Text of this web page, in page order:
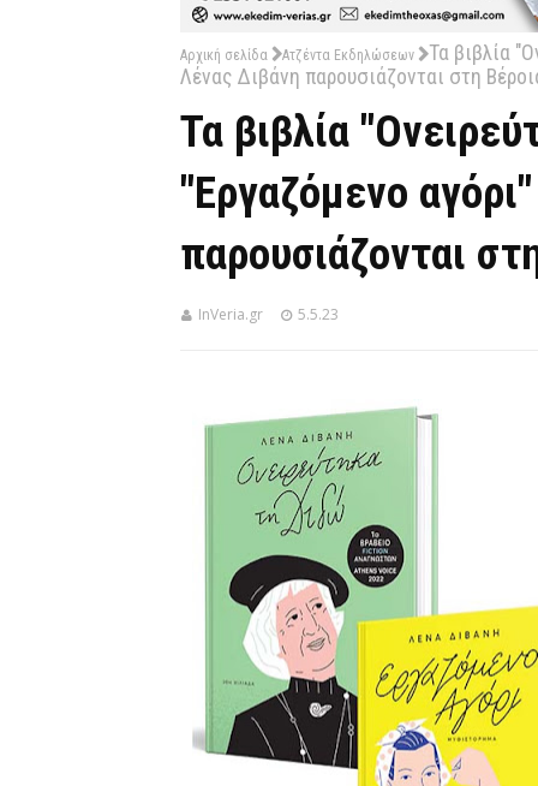
Αρχική σελίδα Ατζέντα Εκδηλώσεων
Τα βιβλία
Λένας Διβάνη παρουσιάζονται στη
Τα βιβλία
"Εργαζόμενο
παρουσιάζονται
InVeria.gr 5.5.23